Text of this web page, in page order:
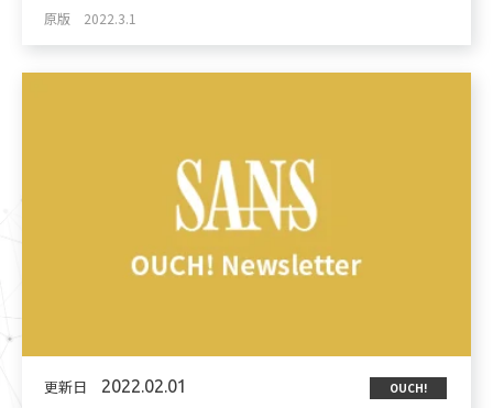
原版 2022.3.1
更新日 2022.02.01 OUCH!